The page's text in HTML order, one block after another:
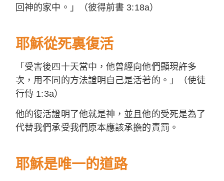
回神的家中。」（彼得前書 3:18a）
耶穌從死裏復活
「受害後四十天當中，他曾經向他們顯現許多
次，用不同的方法證明自己是活著的。」（使徒
行傳 1:3a）
他的復活證明了他就是神，並且他的受死是為了
代替我們承受我們原本應該承擔的責罰。
耶穌是唯一的道路